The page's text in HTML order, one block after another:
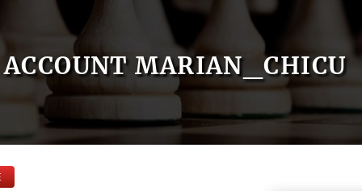
ACCOUNT MARIAN_CHICU